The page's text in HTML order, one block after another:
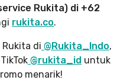
Rukita) di +62
rukita.co.
di @Rukita_Indo,
@rukita_id untuk
menarik!